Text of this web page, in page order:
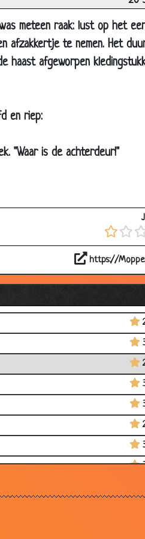
meteen raak: lust op het
afzakkertje te nemen. Het
haast afgeworpen
en riep:
"Waar is de achterdeur!"
https://